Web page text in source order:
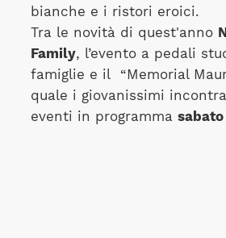
bianche e i ristori eroici.
Tra le novità di quest'anno
Family, l’evento a pedali
famiglie e il “Memorial
quale i giovanissimi
eventi in programma